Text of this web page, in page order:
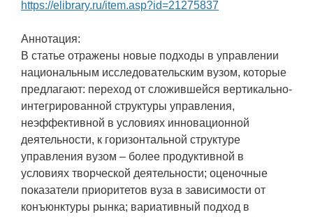
https://elibrary.ru/item.asp?id=21275837
Аннотация:
В статье отражены новые подходы в управлении
национальным исследовательским вузом, которые
предлагают: переход от сложившейся вертикально-
интегрированной структуры управления,
неэффективной в условиях инновационной
деятельности, к горизонтальной структуре
управления вузом – более продуктивной в
условиях творческой деятельности; оценочные
показатели приоритетов вуза в зависимости от
конъюнктуры рынка; вариативный подход в